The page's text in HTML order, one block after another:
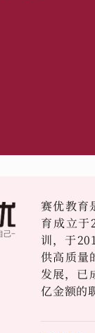
赛优教育
育成立
训，于
供高质量
发展，已
亿金额的